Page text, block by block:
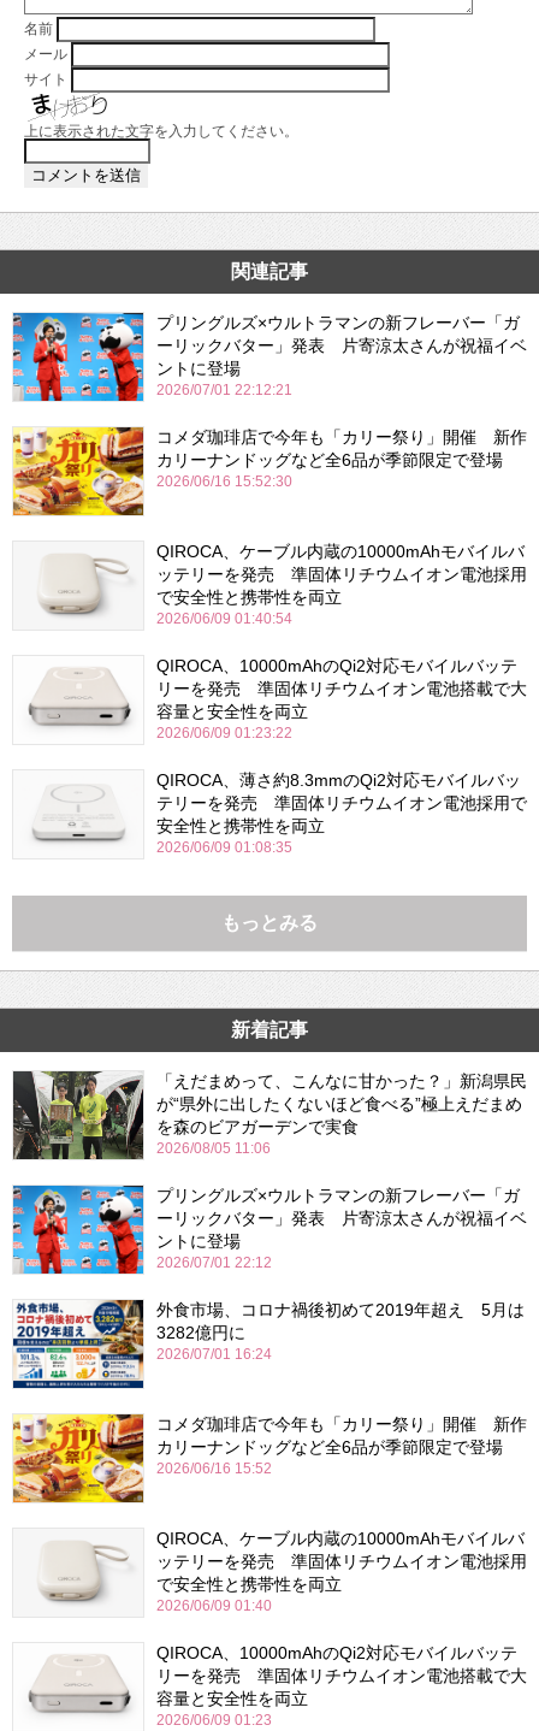
名前
メール
サイト
上に表示された文字を入力してください。
関連記事
プリングルズ×ウルトラマンの新フレーバー「ガ
ーリックバター」発表 片寄涼太さんが祝福イベ
ントに登場
2026/07/01 22:12:21
コメダ珈琲店で今年も「カリー祭り」開催 新作
カリーナンドッグなど全6品が季節限定で登場
2026/06/16 15:52:30
QIROCA、ケーブル内蔵の10000mAhモバイルバ
ッテリーを発売 準固体リチウムイオン電池採用
で安全性と携帯性を両立
2026/06/09 01:40:54
QIROCA、10000mAhのQi2対応モバイルバッテ
リーを発売 準固体リチウムイオン電池搭載で大
容量と安全性を両立
2026/06/09 01:23:22
QIROCA、薄さ約8.3mmのQi2対応モバイルバッ
テリーを発売 準固体リチウムイオン電池採用で
安全性と携帯性を両立
2026/06/09 01:08:35
もっとみる
新着記事
「えだまめって、こんなに甘かった？」新潟県民
が“県外に出したくないほど食べる”極上えだまめ
を森のビアガーデンで実食
2026/08/05 11:06
プリングルズ×ウルトラマンの新フレーバー「ガ
ーリックバター」発表 片寄涼太さんが祝福イベ
ントに登場
2026/07/01 22:12
外食市場、コロナ禍後初めて2019年超え 5月は
3282億円に
2026/07/01 16:24
コメダ珈琲店で今年も「カリー祭り」開催 新作
カリーナンドッグなど全6品が季節限定で登場
2026/06/16 15:52
QIROCA、ケーブル内蔵の10000mAhモバイルバ
ッテリーを発売 準固体リチウムイオン電池採用
で安全性と携帯性を両立
2026/06/09 01:40
QIROCA、10000mAhのQi2対応モバイルバッテ
リーを発売 準固体リチウムイオン電池搭載で大
容量と安全性を両立
2026/06/09 01:23